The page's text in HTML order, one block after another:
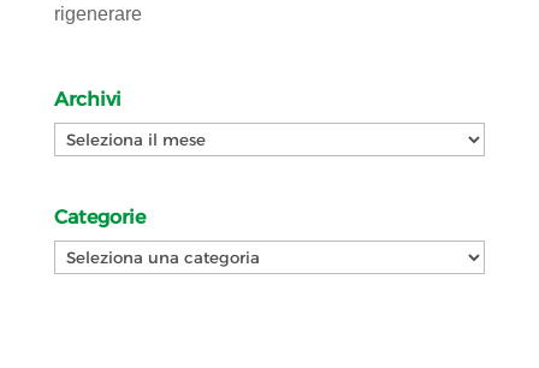
rigenerare
Archivi
Archivi
Categorie
Categorie